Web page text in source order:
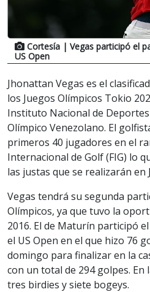
Cortesía | Vegas participó el
US Open
Jhonattan Vegas es el
los Juegos Olímpicos Tokio
Instituto Nacional de
Olímpico Venezolano. El
primeros 40 jugadores en el
Internacional de Golf (FIG) lo
las justas que se realizarán en
Vegas tendrá su segunda
Olímpicos, ya que tuvo la
2016. El de Maturín participó
el US Open en el que hizo 76
domingo para finalizar en la
con un total de 294 golpes.
tres birdies y siete bogeys.